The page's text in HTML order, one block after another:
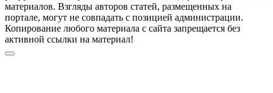
материалов. Взгляды авторов статей, размещенных на
портале, могут не совпадать с позицией администрации.
Копирование любого материала с сайта запрещается без
активной ссылки на материал!